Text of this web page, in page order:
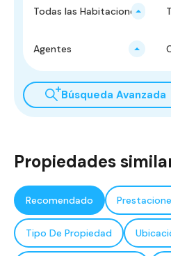
Todas las Habitaciones
Agentes
Búsqueda Avanzada
Propiedades
Recomendado
Tipo De Propiedad